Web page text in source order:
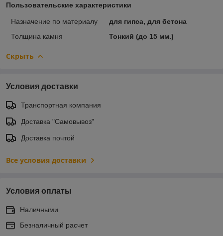
Пользовательские характеристики
Назначение по материалу
для гипса, для бетона
Толщина камня
Тонкий (до 15 мм.)
Скрыть
Условия доставки
Транспортная компания
Доставка "Самовывоз"
Доставка почтой
Все условия доставки
Условия оплаты
Наличными
Безналичный расчет